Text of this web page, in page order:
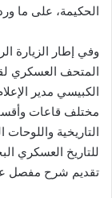
الحكيمة، على ما
وفي إطار الزيارة
المتحف العسكري
الكبيسي مدير
مختلف قاعات
التاريخية واللوحات
للتاريخ العسكري
تقديم شرح مفصل